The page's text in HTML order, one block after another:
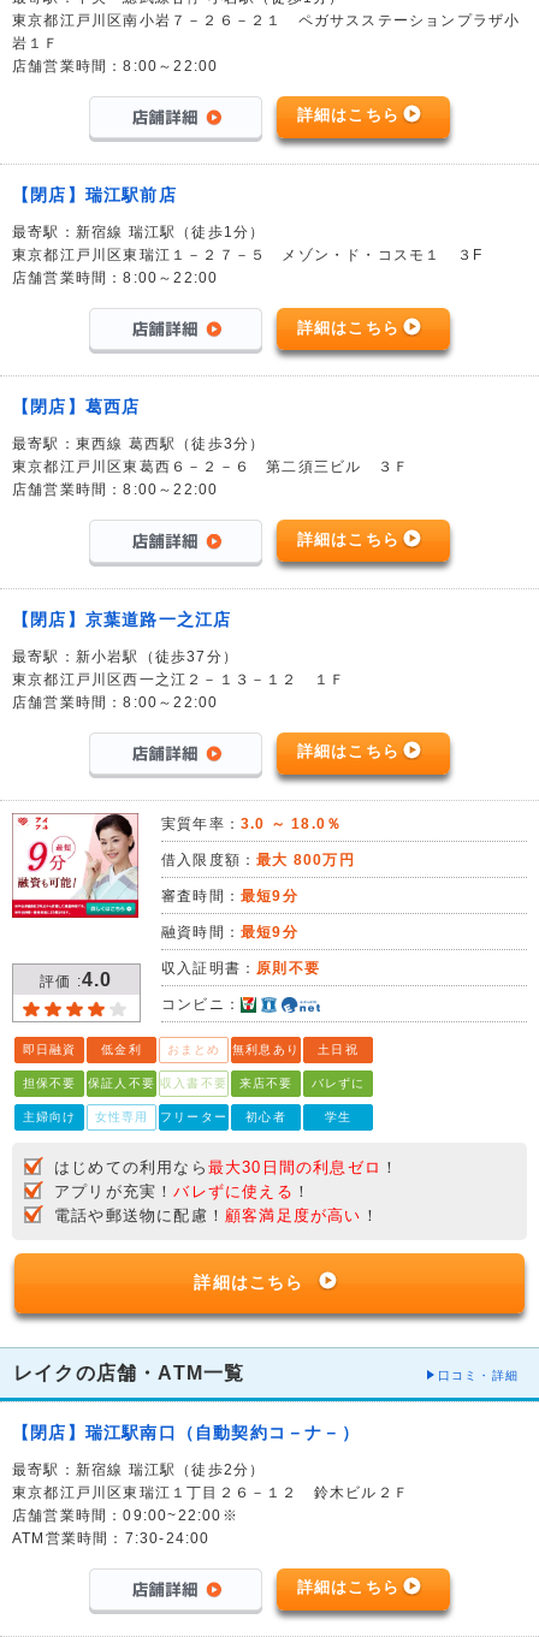
東京都江戸川区南小岩７－２６－２１ ペガサスステーションプラザ小
岩１Ｆ
店舗営業時間：8:00～22:00
詳細はこちら
【閉店】瑞江駅前店
最寄駅：新宿線 瑞江駅（徒歩1分）
東京都江戸川区東瑞江１－２７－５ メゾン・ド・コスモ１ ３F
店舗営業時間：8:00～22:00
詳細はこちら
【閉店】葛西店
最寄駅：東西線 葛西駅（徒歩3分）
東京都江戸川区東葛西６－２－６ 第二須三ビル ３Ｆ
店舗営業時間：8:00～22:00
詳細はこちら
【閉店】京葉道路一之江店
最寄駅：新小岩駅（徒歩37分）
東京都江戸川区西一之江２－１３－１２ １Ｆ
店舗営業時間：8:00～22:00
詳細はこちら
評価 :4.0
実質年率： 3.0 ～ 18.0％
借入限度額：最大 800万円
審査時間： 最短9分
融資時間： 最短9分
収入証明書： 原則不要
コンビニ：
即日融資 低金利 おまとめ 無利息あり 土日祝
担保不要 保証人不要 収入書不要 来店不要 バレずに
主婦向け 女性専用 フリーター 初心者 学生
はじめての利用なら 最大30日間の利息ゼロ ！
アプリが充実！バレずに使える ！
電話や郵送物に配慮！ 顧客満足度が高い ！
詳細はこちら
レイクの店舗・ATM一覧 口コミ・詳細
【閉店】瑞江駅南口（自動契約コ－ナ－）
最寄駅：新宿線 瑞江駅（徒歩2分）
東京都江戸川区東瑞江１丁目２６－１２ 鈴木ビル２Ｆ
店舗営業時間：09:00~22:00※
ATM営業時間：7:30-24:00
詳細はこちら